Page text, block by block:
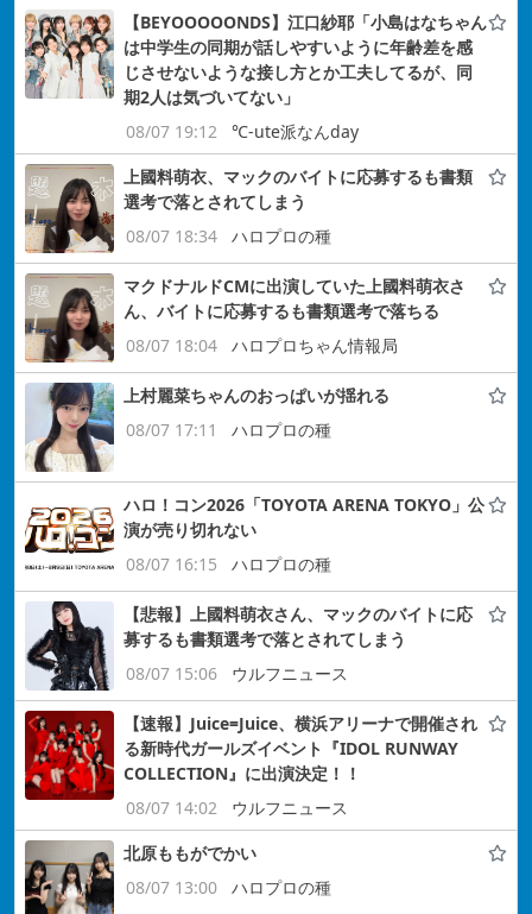
【BEYOOOOONDS】江口紗耶「小島はなちゃん
は中学生の同期が話しやすいように年齢差を感
じさせないような接し方とか工夫してるが、同
期2人は気づいてない」
08/07 19:12
℃-ute派なんday
上國料萌衣、マックのバイトに応募するも書類
選考で落とされてしまう
08/07 18:34
ハロプロの種
マクドナルドCMに出演していた上國料萌衣さ
ん、バイトに応募するも書類選考で落ちる
08/07 18:04
ハロプロちゃん情報局
上村麗菜ちゃんのおっぱいが揺れる
08/07 17:11
ハロプロの種
ハロ！コン2026「TOYOTA ARENA TOKYO」公
演が売り切れない
08/07 16:15
ハロプロの種
【悲報】上國料萌衣さん、マックのバイトに応
募するも書類選考で落とされてしまう
08/07 15:06
ウルフニュース
【速報】Juice=Juice、横浜アリーナで開催され
る新時代ガールズイベント『IDOL RUNWAY
COLLECTION』に出演決定！！
08/07 14:02
ウルフニュース
北原ももがでかい
08/07 13:00
ハロプロの種